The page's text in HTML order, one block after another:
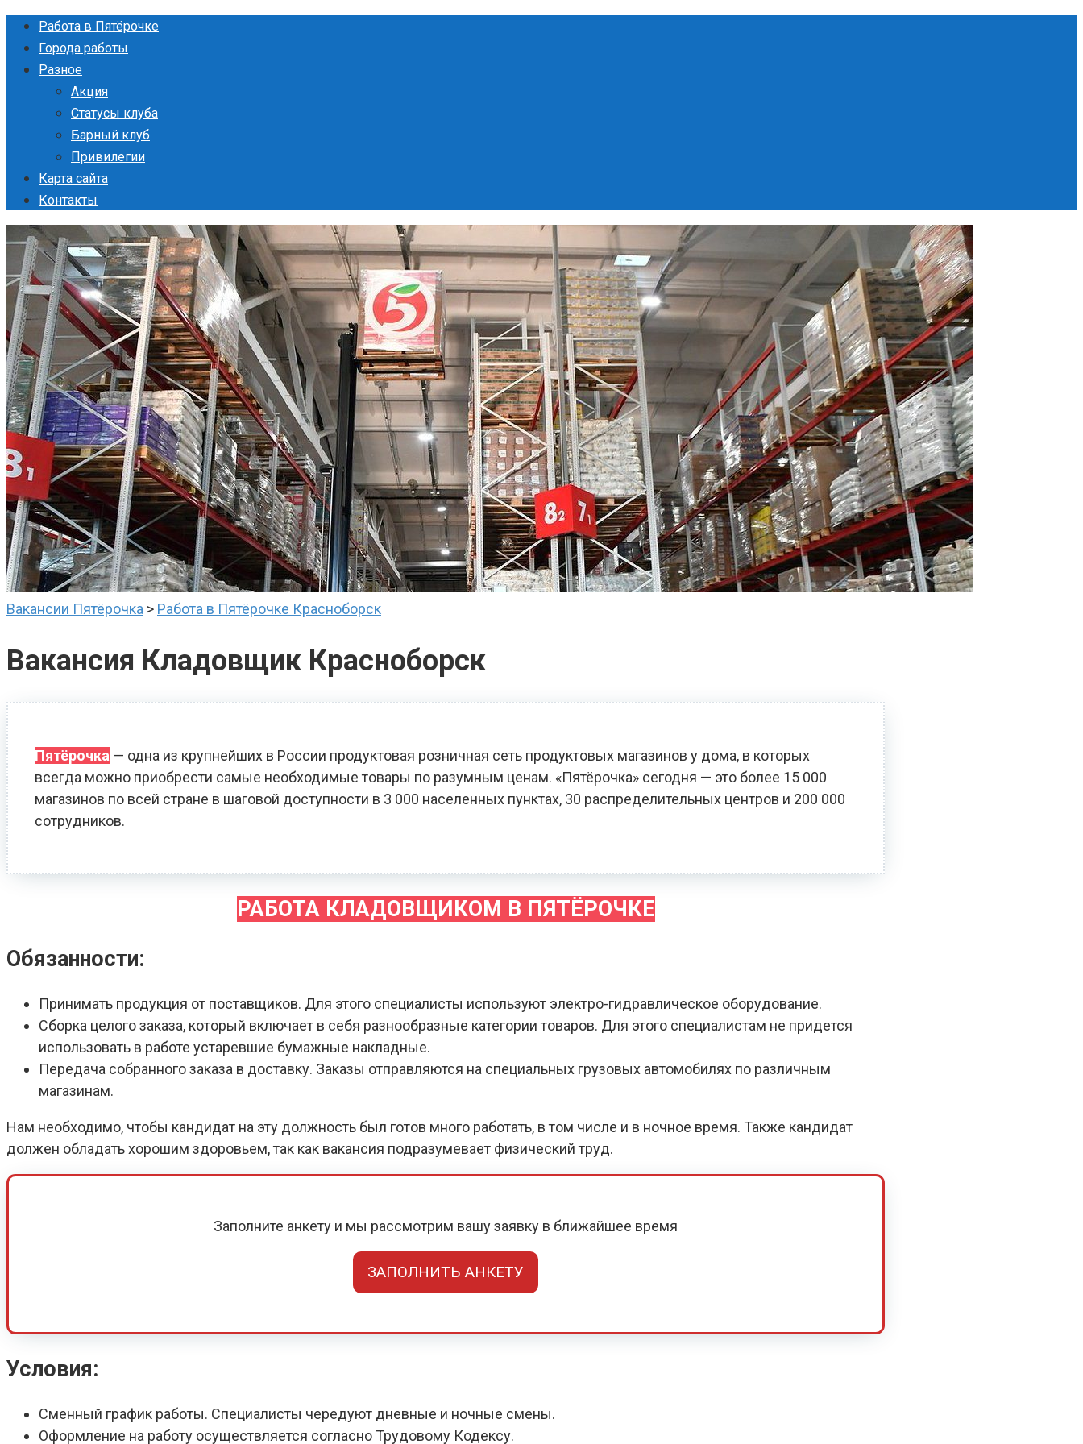
Перейти
контенту
Работа в Пятёрочке
Города работы
Разное
Акция
Статусы клуба
Барный клуб
Привилегии
Карта сайта
Контакты
Вакансии Пятёрочка > Работа в Пятёрочке Красноборск
Вакансия Кладовщик Красноборск
Пятёрочка — одна из крупнейших в России продуктовая розничная сеть продуктовых магазинов у дома, в которых
всегда можно приобрести самые необходимые товары по разумным ценам. «Пятёрочка» сегодня — это более 15 000
магазинов по всей стране в шаговой доступности в 3 000 населенных пунктах, 30 распределительных центров и 200 000
сотрудников.
РАБОТА КЛАДОВЩИКОМ В ПЯТЁРОЧКЕ
Обязанности:
Принимать продукция от поставщиков. Для этого специалисты используют электро-гидравлическое оборудование.
Сборка целого заказа, который включает в себя разнообразные категории товаров. Для этого специалистам не придется
использовать в работе устаревшие бумажные накладные.
Передача собранного заказа в доставку. Заказы отправляются на специальных грузовых автомобилях по различным
магазинам.
Нам необходимо, чтобы кандидат на эту должность был готов много работать, в том числе и в ночное время. Также кандидат
должен обладать хорошим здоровьем, так как вакансия подразумевает физический труд.
Заполните анкету и мы рассмотрим вашу заявку в ближайшее время
ЗАПОЛНИТЬ АНКЕТУ
Условия:
Сменный график работы. Специалисты чередуют дневные и ночные смены.
Оформление на работу осуществляется согласно Трудовому Кодексу.